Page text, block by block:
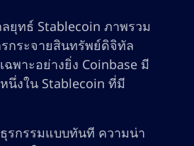
ยุทธ์ Stablecoin ภาพรวม
กระจายสินทรัพย์ดิจิทัล
พาะอย่างยิ่ง Coinbase มี
นึ่งใน Stablecoin ที่มี
รกรรมแบบทันที ความน่า